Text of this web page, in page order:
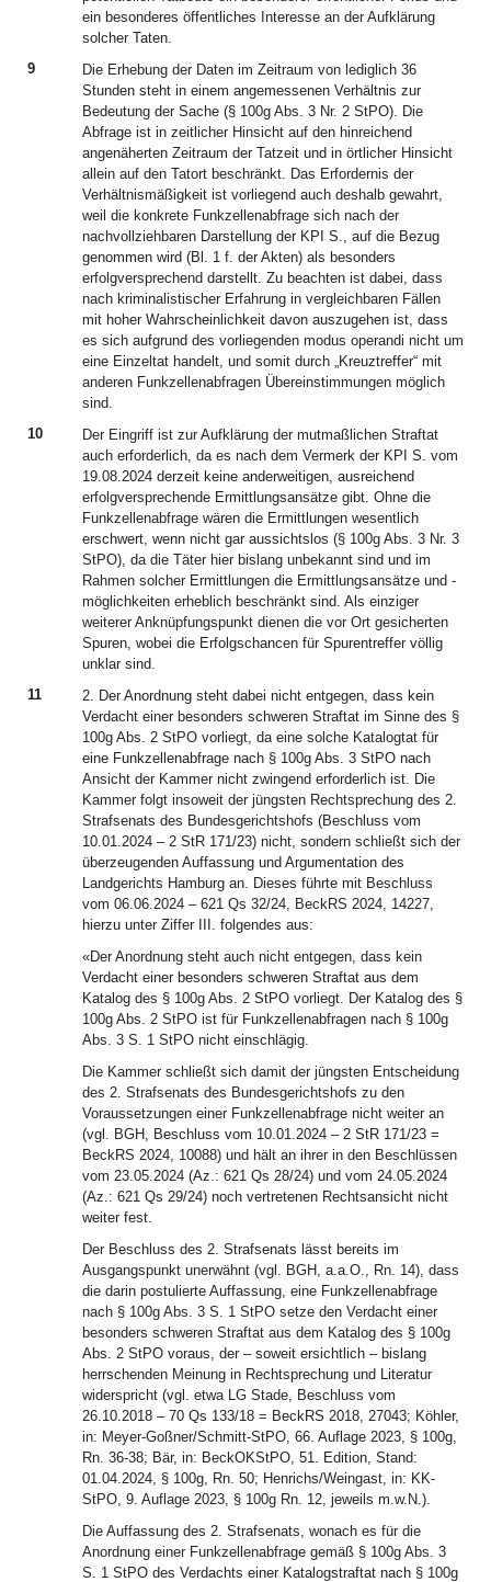
ein besonderes öffentliches Interesse an der Aufklärung
solcher Taten.
9
Die Erhebung der Daten im Zeitraum von lediglich 36
Stunden steht in einem angemessenen Verhältnis zur
Bedeutung der Sache (§ 100g Abs. 3 Nr. 2 StPO). Die
Abfrage ist in zeitlicher Hinsicht auf den hinreichend
angenäherten Zeitraum der Tatzeit und in örtlicher Hinsicht
allein auf den Tatort beschränkt. Das Erfordernis der
Verhältnismäßigkeit ist vorliegend auch deshalb gewahrt,
weil die konkrete Funkzellenabfrage sich nach der
nachvollziehbaren Darstellung der KPI S., auf die Bezug
genommen wird (Bl. 1 f. der Akten) als besonders
erfolgversprechend darstellt. Zu beachten ist dabei, dass
nach kriminalistischer Erfahrung in vergleichbaren Fällen
mit hoher Wahrscheinlichkeit davon auszugehen ist, dass
es sich aufgrund des vorliegenden modus operandi nicht um
eine Einzeltat handelt, und somit durch „Kreuztreffer“ mit
anderen Funkzellenabfragen Übereinstimmungen möglich
sind.
10
Der Eingriff ist zur Aufklärung der mutmaßlichen Straftat
auch erforderlich, da es nach dem Vermerk der KPI S. vom
19.08.2024 derzeit keine anderweitigen, ausreichend
erfolgversprechende Ermittlungsansätze gibt. Ohne die
Funkzellenabfrage wären die Ermittlungen wesentlich
erschwert, wenn nicht gar aussichtslos (§ 100g Abs. 3 Nr. 3
StPO), da die Täter hier bislang unbekannt sind und im
Rahmen solcher Ermittlungen die Ermittlungsansätze und -
möglichkeiten erheblich beschränkt sind. Als einziger
weiterer Anknüpfungspunkt dienen die vor Ort gesicherten
Spuren, wobei die Erfolgschancen für Spurentreffer völlig
unklar sind.
11
2. Der Anordnung steht dabei nicht entgegen, dass kein
Verdacht einer besonders schweren Straftat im Sinne des §
100g Abs. 2 StPO vorliegt, da eine solche Katalogtat für
eine Funkzellenabfrage nach § 100g Abs. 3 StPO nach
Ansicht der Kammer nicht zwingend erforderlich ist. Die
Kammer folgt insoweit der jüngsten Rechtsprechung des 2.
Strafsenats des Bundesgerichtshofs (Beschluss vom
10.01.2024 – 2 StR 171/23) nicht, sondern schließt sich der
überzeugenden Auffassung und Argumentation des
Landgerichts Hamburg an. Dieses führte mit Beschluss
vom 06.06.2024 – 621 Qs 32/24, BeckRS 2024, 14227,
hierzu unter Ziffer III. folgendes aus:
«Der Anordnung steht auch nicht entgegen, dass kein
Verdacht einer besonders schweren Straftat aus dem
Katalog des § 100g Abs. 2 StPO vorliegt. Der Katalog des §
100g Abs. 2 StPO ist für Funkzellenabfragen nach § 100g
Abs. 3 S. 1 StPO nicht einschlägig.
Die Kammer schließt sich damit der jüngsten Entscheidung
des 2. Strafsenats des Bundesgerichtshofs zu den
Voraussetzungen einer Funkzellenabfrage nicht weiter an
(vgl. BGH, Beschluss vom 10.01.2024 – 2 StR 171/23 =
BeckRS 2024, 10088) und hält an ihrer in den Beschlüssen
vom 23.05.2024 (Az.: 621 Qs 28/24) und vom 24.05.2024
(Az.: 621 Qs 29/24) noch vertretenen Rechtsansicht nicht
weiter fest.
Der Beschluss des 2. Strafsenats lässt bereits im
Ausgangspunkt unerwähnt (vgl. BGH, a.a.O., Rn. 14), dass
die darin postulierte Auffassung, eine Funkzellenabfrage
nach § 100g Abs. 3 S. 1 StPO setze den Verdacht einer
besonders schweren Straftat aus dem Katalog des § 100g
Abs. 2 StPO voraus, der – soweit ersichtlich – bislang
herrschenden Meinung in Rechtsprechung und Literatur
widerspricht (vgl. etwa LG Stade, Beschluss vom
26.10.2018 – 70 Qs 133/18 = BeckRS 2018, 27043; Köhler,
in: Meyer-Goßner/Schmitt-StPO, 66. Auflage 2023, § 100g,
Rn. 36-38; Bär, in: BeckOKStPO, 51. Edition, Stand:
01.04.2024, § 100g, Rn. 50; Henrichs/Weingast, in: KK-
StPO, 9. Auflage 2023, § 100g Rn. 12, jeweils m.w.N.).
Die Auffassung des 2. Strafsenats, wonach es für die
Anordnung einer Funkzellenabfrage gemäß § 100g Abs. 3
S. 1 StPO des Verdachts einer Katalogstraftat nach § 100g